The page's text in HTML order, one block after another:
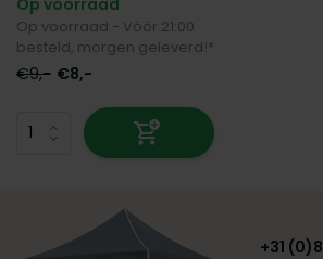
Op voorraad
Op voorraad - Vóór 21:00
besteld, morgen geleverd!*
€9,- €8,-
+31